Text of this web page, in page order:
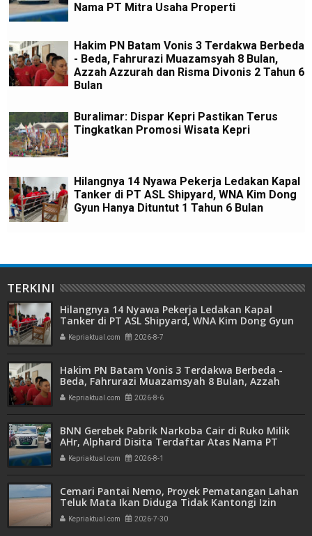
Nama PT Mitra Usaha Properti
Hakim PN Batam Vonis 3 Terdakwa Berbeda
- Beda, Fahrurazi Muazamsyah 8 Bulan,
Azzah Azzurah dan Risma Divonis 2 Tahun 6
Bulan
Buralimar: Dispar Kepri Pastikan Terus
Tingkatkan Promosi Wisata Kepri
Hilangnya 14 Nyawa Pekerja Ledakan Kapal
Tanker di PT ASL Shipyard, WNA Kim Dong
Gyun Hanya Dituntut 1 Tahun 6 Bulan
TERKINI
Hilangnya 14 Nyawa Pekerja Ledakan Kapal
Tanker di PT ASL Shipyard, WNA Kim Dong Gyun
Hanya Dituntut 1 Tahun 6 Bulan
Kepriaktual.com 2026-8-7
Hakim PN Batam Vonis 3 Terdakwa Berbeda -
Beda, Fahrurazi Muazamsyah 8 Bulan, Azzah
Azzurah dan Risma Divonis 2 Tahun 6 Bulan
Kepriaktual.com 2026-8-6
BNN Gerebek Pabrik Narkoba Cair di Ruko Milik
AHr, Alphard Disita Terdaftar Atas Nama PT
Mitra Usaha Properti
Kepriaktual.com 2026-8-1
Cemari Pantai Nemo, Proyek Pematangan Lahan
Teluk Mata Ikan Diduga Tidak Kantongi Izin
Amdal
Kepriaktual.com 2026-7-30